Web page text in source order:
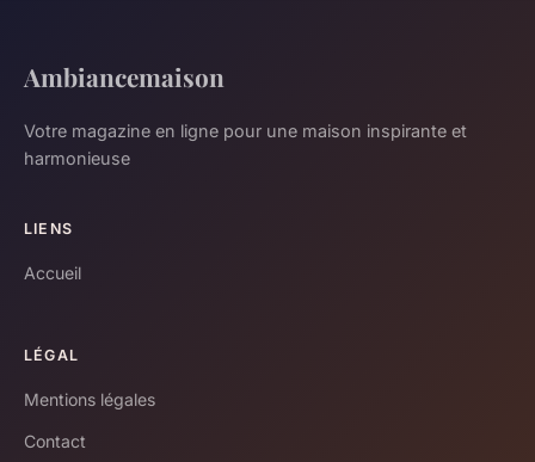
Ambiancemaison
Votre magazine en ligne pour une maison inspirante et
harmonieuse
LIENS
Accueil
LÉGAL
Mentions légales
Contact